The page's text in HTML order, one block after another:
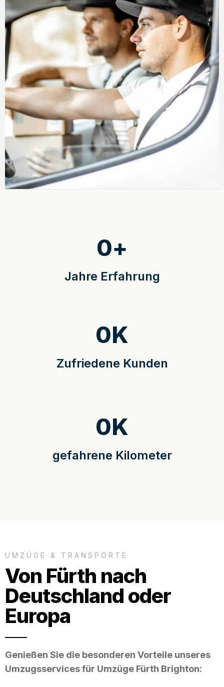
Jahre Erfahrung
0+
Zufriedene Kunden
0K
gefahrene Kilometer
0K
UMZÜGE & TRANSPORTE
Von Fürth nach
Deutschland oder
Europa
Genießen Sie die besonderen Vorteile unseres
Umzugsservices für Umzüge Fürth Brighton: